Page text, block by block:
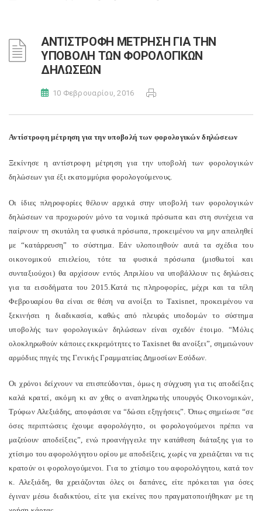
ΑΝΤΙΣΤΡΟΦΗ ΜΕΤΡΗΣΗ ΓΙΑ ΤΗΝ
ΥΠΟΒΟΛΗ ΤΩΝ ΦΟΡΟΛΟΓΙΚΩΝ
ΔΗΛΩΣΕΩΝ
10 Φεβρουαρίου, 2016
Αντίστροφη μέτρηση για την υποβολή των φορολογικών δηλώσεων
Ξεκίνησε η αντίστροφη μέτρηση για την υποβολή των φορολογικών
δηλώσεων για έξι εκατομμύρια φορολογούμενους.
Οι ίδιες πληροφορίες θέλουν αρχικά στην υποβολή των φορολογικών
δηλώσεων να προχωρούν μόνο τα νομικά πρόσωπα και στη συνέχεια να
παίρνουν τη σκυτάλη τα φυσικά πρόσωπα, προκειμένου να μην απειληθεί
με “κατάρρευση” το σύστημα. Εάν υλοποιηθούν αυτά τα σχέδια του
οικονομικού επιελείου, τότε τα φυσικά πρόσωπα (μισθωτοί και
συνταξιούχοι) θα αρχίσουν εντός Απριλίου να υποβάλλουν τις δηλώσεις
για τα εισοδήματα του 2015.Κατά τις πληροφορίες, μέχρι και τα τέλη
Φεβρουαρίου θα είναι σε θέση να ανοίξει τοTaxisnet, προκειμένου να
ξεκινήσει η διαδικασία, καθώς από πλευράς υποδομών το σύστημα
υποβολής των φορολογικών δηλώσεων είναι σχεδόν έτοιμο. “Μόλις
ολοκληρωθούν κάποιες εκκρεμότητες τοTaxisnet θα ανοίξει”, σημειώνουν
αρμόδιες πηγές της Γενικής Γραμματείας Δημοσίων Εσόδων.
Οι χρόνοι δείχνουν να επισπεύδονται, όμως η σύγχυση για τις αποδείξεις
καλά κρατεί, ακόμη κι αν χθες ο αναπληρωτής υπουργός Οικονομικών,
Τρύφων Αλεξιάδης, αποφάσισε να “δώσει εξηγήσεις”. Όπως σημείωσε “σε
όσες περιπτώσεις έχουμε αφορολόγητο, οι φορολογούμενοι πρέπει να
μαζεύουν αποδείξεις”, ενώ προανήγγειλε την κατάθεση διάταξης για το
χτίσιμο του αφορολόγητου ορίου με αποδείξεις, χωρίς να χρειάζεται να τις
κρατούν οι φορολογούμενοι. Για το χτίσιμο του αφορολόγητου, κατά τον
κ. Αλεξιάδη, θα χρειάζονται όλες οι δαπάνες, είτε πρόκειται για όσες
έγιναν μέσω διαδικτύου, είτε για εκείνες που πραγματοποιήθηκαν με τη